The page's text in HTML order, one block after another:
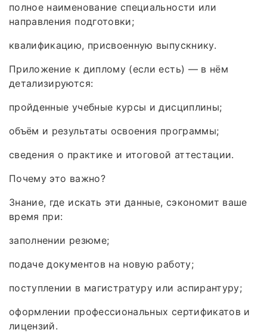
полное наименование специальности или
направления подготовки;
квалификацию, присвоенную выпускнику.
Приложение к диплому (если есть) — в нём
детализируются:
пройденные учебные курсы и дисциплины;
объём и результаты освоения программы;
сведения о практике и итоговой аттестации.
Почему это важно?
Знание, где искать эти данные, сэкономит ваше
время при:
заполнении резюме;
подаче документов на новую работу;
поступлении в магистратуру или аспирантуру;
оформлении профессиональных сертификатов и
лицензий.